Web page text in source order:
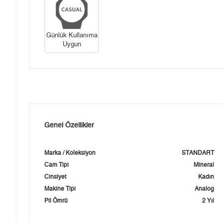
Günlük Kullanıma
Uygun
Genel Özellikler
Marka / Koleksiyon
STANDART
Cam Tipi
Mineral
Cinsiyet
Kadın
Makine Tipi
Analog
Pil Ömrü
2 Yıl